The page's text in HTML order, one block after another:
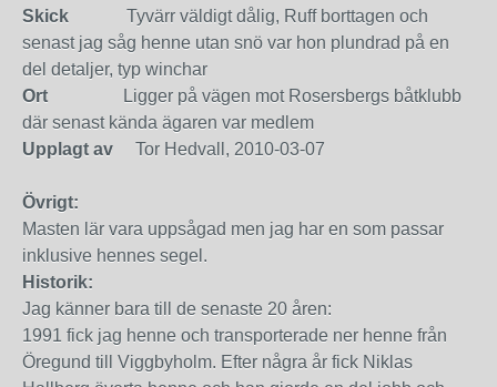
Skick Tyvärr väldigt dålig, Ruff borttagen och
senast jag såg henne utan snö var hon plundrad på en
del detaljer, typ winchar
Ort Ligger på vägen mot Rosersbergs båtklubb
där senast kända ägaren var medlem
Upplagt av Tor Hedvall, 2010-03-07
Övrigt:
Masten lär vara uppsågad men jag har en som passar
inklusive hennes segel.
Historik:
Jag känner bara till de senaste 20 åren:
1991 fick jag henne och transporterade ner henne från
Öregund till Viggbyholm. Efter några år fick Niklas